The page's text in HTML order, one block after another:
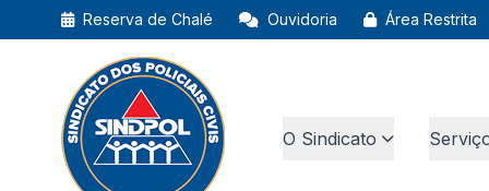
Reserva de Chalé Ouvidoria Área Restrita
O Sindicato